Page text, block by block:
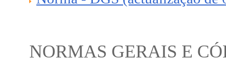
NORMAS GERAIS E